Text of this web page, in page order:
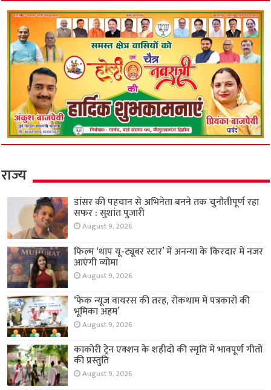
राज्य
डांसर की पहचान से अभिनेता बनने तक चुनौतीपूर्ण रहा
सफर : सुशांत पुजारी
August 9, 2026
फिल्म ‘थाप यू-ट्यूबर स्टार’ में अनन्या के किरदार में नजर
आएंगी व्योमा
August 9, 2026
‘फेक न्यूज वायरस की तरह, रोकथाम में पत्रकारों की
भूमिका अहम’
August 9, 2026
काकोरी ट्रेन एक्शन के शहीदों की स्मृति में भावपूर्ण गीतों
की प्रस्तुति
August 9, 2026